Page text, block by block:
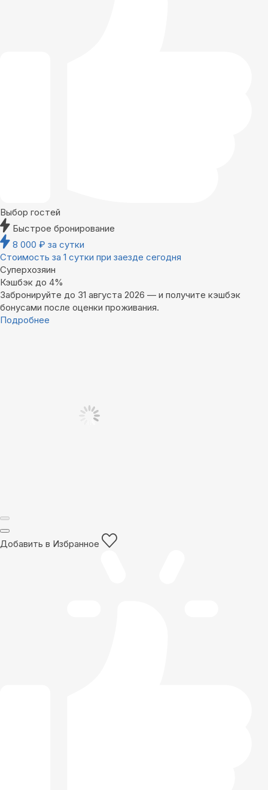
Выбор гостей
Быстрое бронирование
8 000 ₽ за сутки
Стоимость за 1 сутки при заезде сегодня
Суперхозяин
Кэшбэк до 4%
Забронируйте до 31 августа 2026 — и получите кэшбэк
бонусами после оценки проживания.
Подробнее
Добавить в Избранное